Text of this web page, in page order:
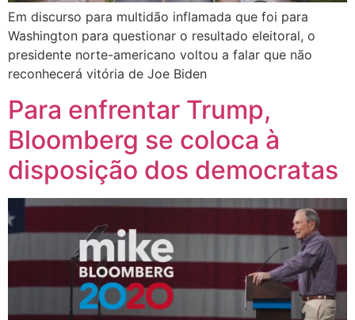
Em discurso para multidão inflamada que foi para
Washington para questionar o resultado eleitoral, o
presidente norte-americano voltou a falar que não
reconhecerá vitória de Joe Biden
Para enfrentar Trump,
Bloomberg se coloca à
disposição dos democratas